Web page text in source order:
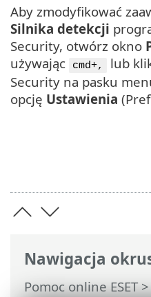
Nawigacja
Pomoc online ESET
Aby zmodyfikować
Silnika detekcji
Security, otwórz okno
używając
cmd+,
lub
Security na pasku
opcję Ustawienia